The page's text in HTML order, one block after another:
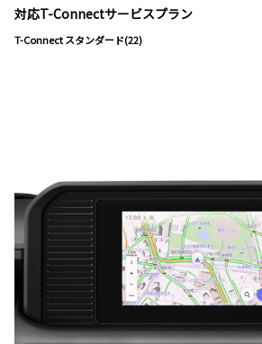
対応T-Connectサービスプラン
T-Connect スタンダード(22)